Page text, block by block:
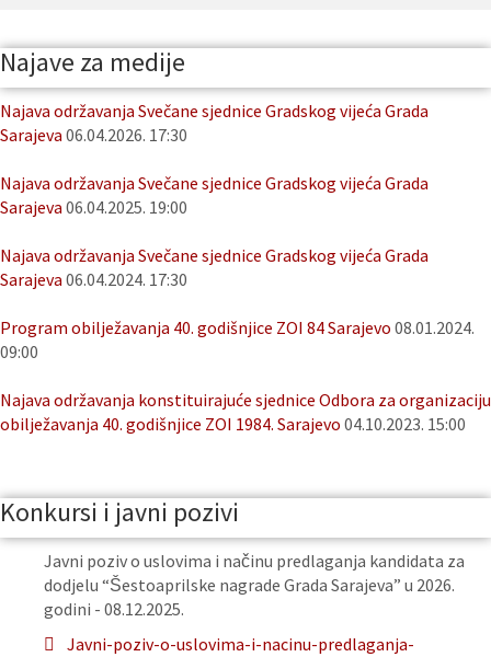
Najave za medije
Najava održavanja Svečane sjednice Gradskog vijeća Grada
Sarajeva 06.04.2026. 17:30
Najava održavanja Svečane sjednice Gradskog vijeća Grada
Sarajeva 06.04.2025. 19:00
Najava održavanja Svečane sjednice Gradskog vijeća Grada
Sarajeva 06.04.2024. 17:30
Program obilježavanja 40. godišnjice ZOI 84 Sarajevo 08.01.2024.
09:00
Najava održavanja konstituirajuće sjednice Odbora za organizaciju
obilježavanja 40. godišnjice ZOI 1984. Sarajevo 04.10.2023. 15:00
Konkursi i javni pozivi
Javni poziv o uslovima i načinu predlaganja kandidata za
dodjelu “Šestoaprilske nagrade Grada Sarajeva” u 2026.
godini - 08.12.2025.
Javni-poziv-o-uslovima-i-nacinu-predlaganja-